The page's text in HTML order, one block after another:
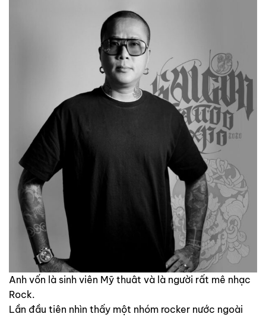
Anh vốn là sinh viên Mỹ thuât và là người rất mê nhạc
Rock.
Lần đầu tiên nhìn thấy một nhóm rocker nước ngoài